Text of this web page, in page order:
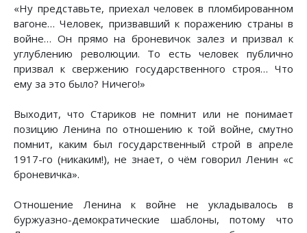
«Ну представьте, приехал человек в пломбированном
вагоне… Человек, призвавший к поражению страны в
войне… Он прямо на броневичок залез и призвал к
углублению революции. То есть человек публично
призвал к свержению государственного строя… Что
ему за это было? Ничего!»
Выходит, что Стариков не помнит или не понимает
позицию Ленина по отношению к той войне, смутно
помнит, каким был государственный строй в апреле
1917-го (никаким!), не знает, о чём говорил Ленин «с
броневичка».
Отношение Ленина к войне не укладывалось в
буржуазно-демократические шаблоны, потому что